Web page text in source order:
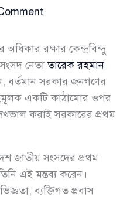
রক্ষার কেন্দ্রবিন্দু
সংসদ নেতাতারেক রহমান
সরকার জনগণের
একটি কাঠামোর ওপর
করাই সরকারের প্রথম
জাতীয় সংসদের প্রথম
এই মন্তব্য করেন।
ব্যক্তিগত প্রবাস